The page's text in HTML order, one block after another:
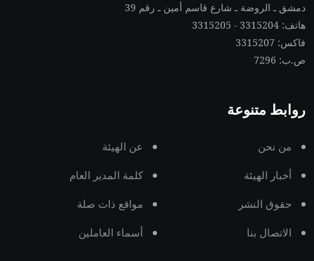
دمشق ـ الروضة ـ شارع قاسم أمين ـ رقم 39
هاتف: 3315204 - 3315205
فاكس: 3315207
ص.ب: 7296
روابط متنوعة
من نحن عن الهيئة
أخبار الهيئة كلمة المدير العام
حقوق النشر مواقع ذات صلة
الاتصال بنا أسماء العاملين